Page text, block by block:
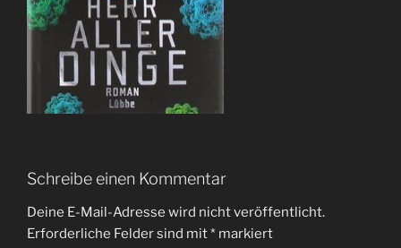
Schreibe einen Kommentar
Deine E-Mail-Adresse wird nicht veröffentlicht.
Erforderliche Felder sind mit* markiert